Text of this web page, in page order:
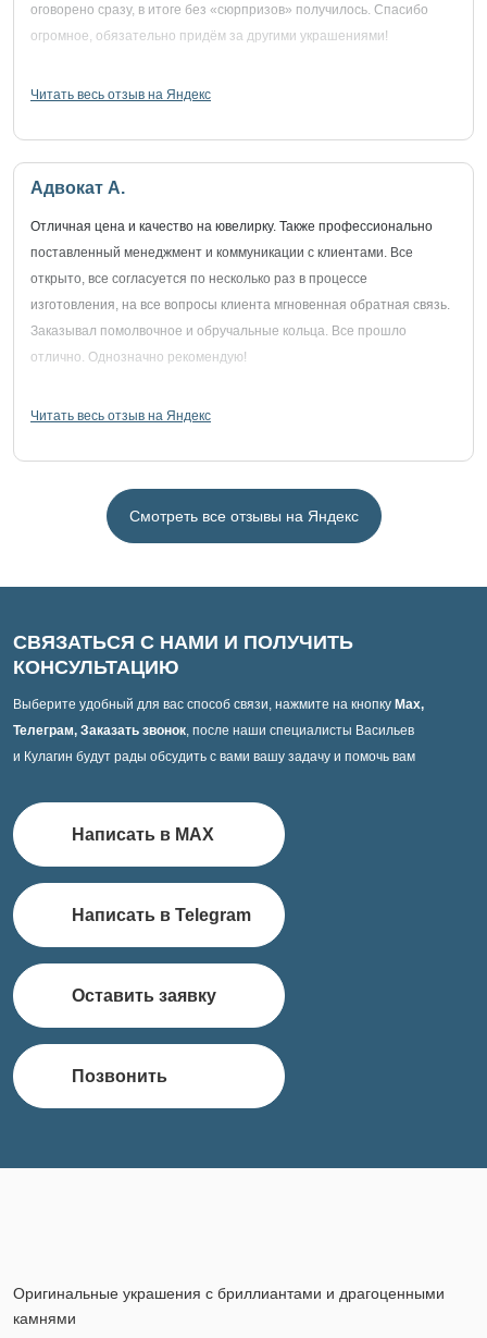
оговорено сразу, в итоге без «сюрпризов» получилось. Спасибо
огромное, обязательно придём за другими украшениями!
Читать весь отзыв на Яндекс
Адвокат А.
Отличная цена и качество на ювелирку. Также профессионально
поставленный менеджмент и коммуникации с клиентами. Все
открыто, все согласуется по несколько раз в процессе
изготовления, на все вопросы клиента мгновенная обратная связь.
Заказывал помолвочное и обручальные кольца. Все прошло
отлично. Однозначно рекомендую!
Читать весь отзыв на Яндекс
Смотреть все отзывы на Яндекс
СВЯЗАТЬСЯ С НАМИ И ПОЛУЧИТЬ
КОНСУЛЬТАЦИЮ
Выберите удобный для вас способ связи, нажмите на кнопку Max,
Телеграм, Заказать звонок, после наши специалисты Васильев
и Кулагин будут рады обсудить с вами вашу задачу и помочь вам
Написать в MAX
Написать в Telegram
Оставить заявку
Позвонить
Оригинальные украшения с бриллиантами и драгоценными
камнями